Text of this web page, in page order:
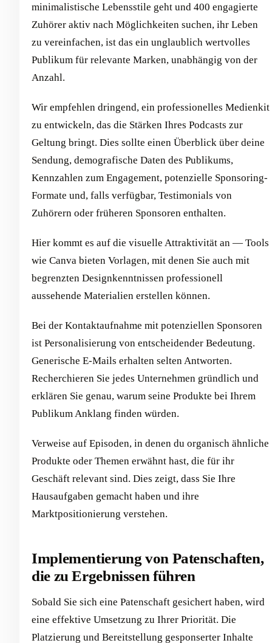
minimalistische Lebensstile geht und 400 engagierte
Zuhörer aktiv nach Möglichkeiten suchen, ihr Leben
zu vereinfachen, ist das ein unglaublich wertvolles
Publikum für relevante Marken, unabhängig von der
Anzahl.
Wir empfehlen dringend, ein professionelles Medienkit
zu entwickeln, das die Stärken Ihres Podcasts zur
Geltung bringt. Dies sollte einen Überblick über deine
Sendung, demografische Daten des Publikums,
Kennzahlen zum Engagement, potenzielle Sponsoring-
Formate und, falls verfügbar, Testimonials von
Zuhörern oder früheren Sponsoren enthalten.
Hier kommt es auf die visuelle Attraktivität an — Tools
wie Canva bieten Vorlagen, mit denen Sie auch mit
begrenzten Designkenntnissen professionell
aussehende Materialien erstellen können.
Bei der Kontaktaufnahme mit potenziellen Sponsoren
ist Personalisierung von entscheidender Bedeutung.
Generische E-Mails erhalten selten Antworten.
Recherchieren Sie jedes Unternehmen gründlich und
erklären Sie genau, warum seine Produkte bei Ihrem
Publikum Anklang finden würden.
Verweise auf Episoden, in denen du organisch ähnliche
Produkte oder Themen erwähnt hast, die für ihr
Geschäft relevant sind. Dies zeigt, dass Sie Ihre
Hausaufgaben gemacht haben und ihre
Marktpositionierung verstehen.
Implementierung von Patenschaften,
die zu Ergebnissen führen
Sobald Sie sich eine Patenschaft gesichert haben, wird
eine effektive Umsetzung zu Ihrer Priorität. Die
Platzierung und Bereitstellung gesponserter Inhalte